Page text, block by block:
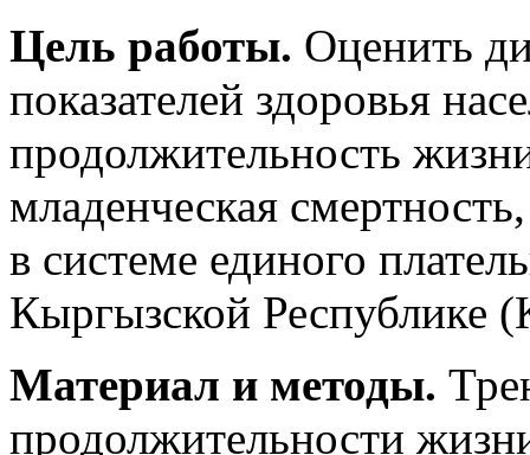
Цель работы. Оценить
показателей здоровья
продолжительность
младенческая
в системе единого
Кыргызской Республике
Материал и методы.
продолжительности